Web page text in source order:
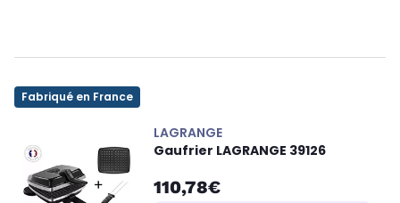
Fabriqué en France
LAGRANGE
Gaufrier LAGRANGE 39126
110,78€